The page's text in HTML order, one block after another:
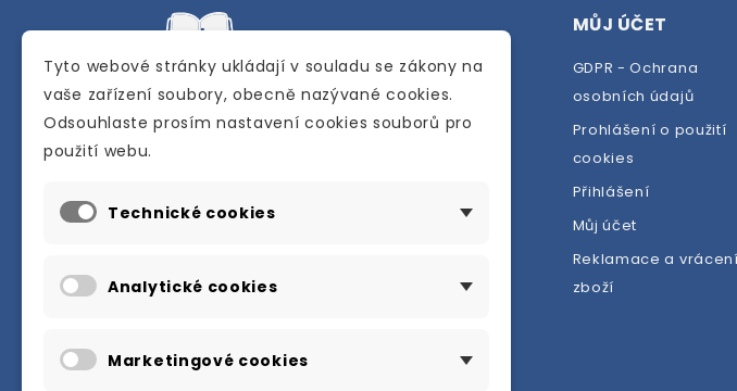
Internetové a kamenné knihkupectví se
anglického jazyka.
Karly Machové 48 Beroun 266 01
info@englishbooks.cz
MŮJ ÚČET
GDPR - Ochrana
osobních údajů
Prohlášení o použití
cookies
Přihlášení
Můj účet
Reklamace a vrácení
zboží
Tyto webové stránky ukládají v souladu se zákony na
vaše zařízení soubory, obecně nazývané cookies.
Odsouhlaste prosím nastavení cookies souborů pro
použití webu.
Technické cookies
Analytické cookies
Marketingové cookies